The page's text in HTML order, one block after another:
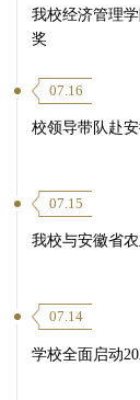
我校经济管理
奖
07.16
校领导带队赴
07.15
我校与安徽省
07.14
学校全面启动